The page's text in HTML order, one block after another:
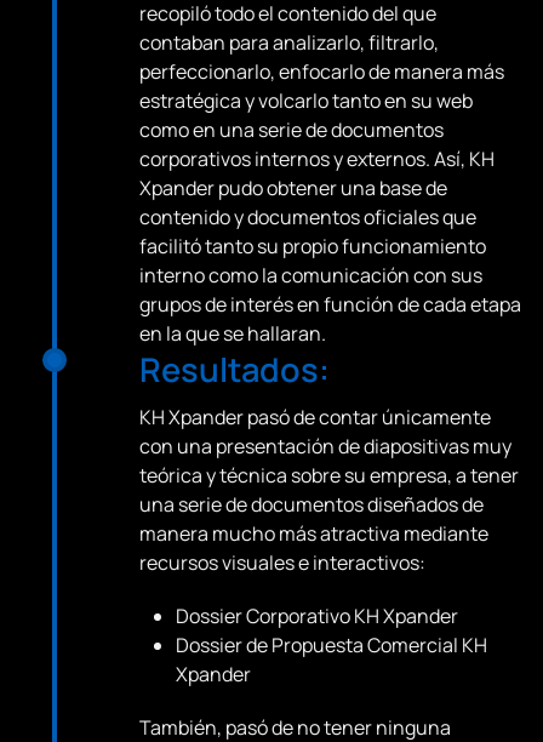
recopiló todo el contenido del que
contaban para analizarlo, filtrarlo,
perfeccionarlo, enfocarlo de manera más
estratégica y volcarlo tanto en su web
como en una serie de documentos
corporativos internos y externos. Así, KH
Xpander pudo obtener una base de
contenido y documentos oficiales que
facilitó tanto su propio funcionamiento
interno como la comunicación con sus
grupos de interés en función de cada etapa
en la que se hallaran.
Resultados:
KH Xpander pasó de contar únicamente
con una presentación de diapositivas muy
teórica y técnica sobre su empresa, a tener
una serie de documentos diseñados de
manera mucho más atractiva mediante
recursos visuales e interactivos:
Dossier Corporativo KH Xpander
Dossier de Propuesta Comercial KH
Xpander
También, pasó de no tener ninguna